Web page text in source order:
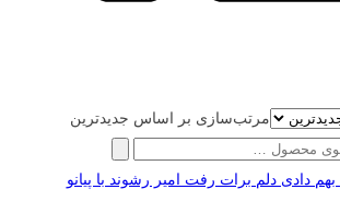
مرتب‌سازی بر اساس جدیدترین